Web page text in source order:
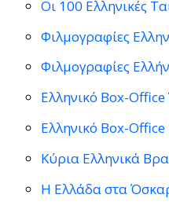
Οι 100 Ελληνικές
Φιλμογραφίες
Φιλμογραφίες
Ελληνικό Box-
Ελληνικό Box-
Κύρια Ελληνικά
Η Ελλάδα στα